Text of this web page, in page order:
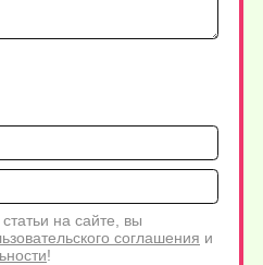
Имя*
на сайте, вы
соглашения и
!